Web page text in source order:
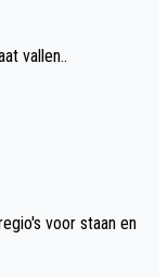
vallen..
voor staan en